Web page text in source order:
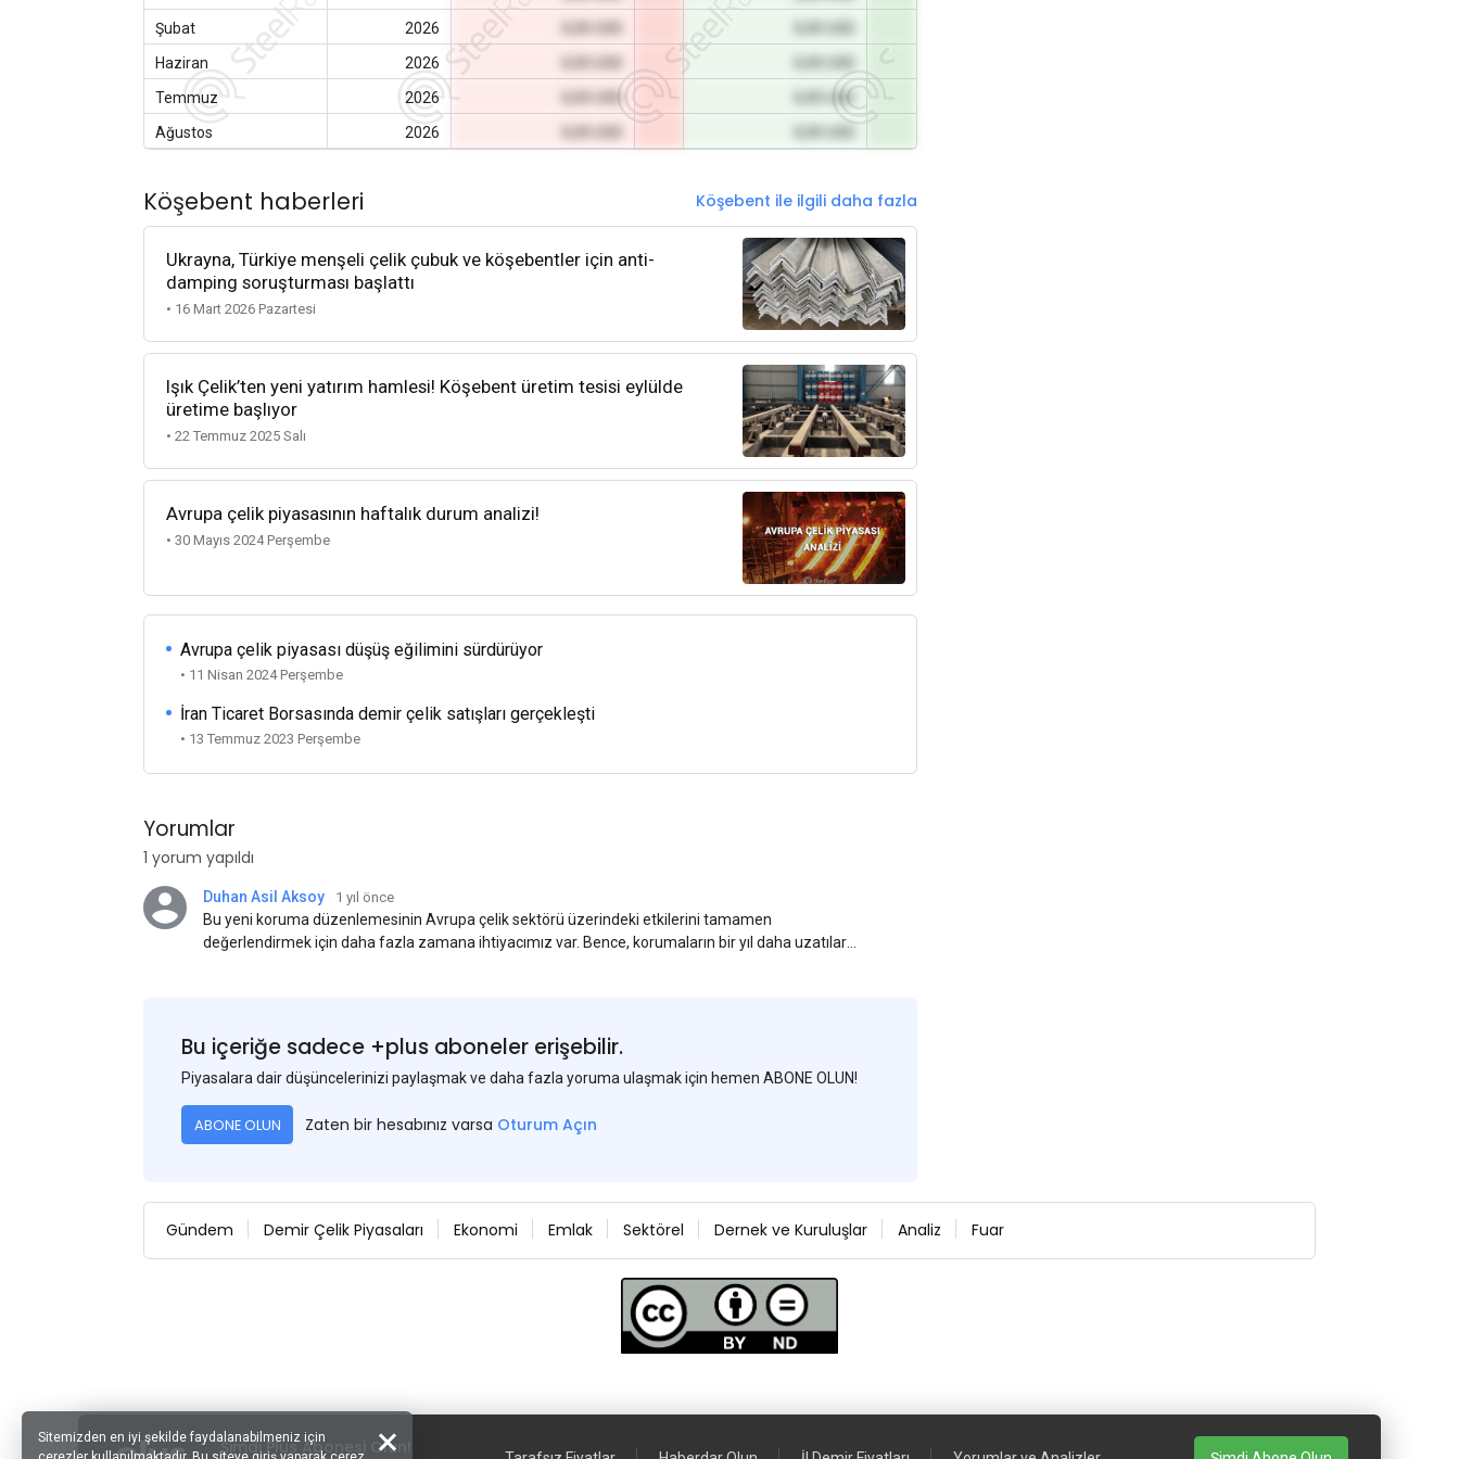
Şubat
2026
Haziran
2026
Temmuz
2026
0,00 USD
Ağustos
2026
Köşebent haberleri Köşebent ile ilgili daha fazla
Ukrayna, Türkiye menşeli çelik çubuk ve köşebentler için anti-
damping soruşturması başlattı
• 16 Mart 2026 Pazartesi
Işık Çelik’ten yeni yatırım hamlesi! Köşebent üretim tesisi eylülde
üretime başlıyor
• 22 Temmuz 2025 Salı
Avrupa çelik piyasasının haftalık durum analizi!
• 30 Mayıs 2024 Perşembe
Avrupa çelik piyasası düşüş eğilimini sürdürüyor
• 11 Nisan 2024 Perşembe
İran Ticaret Borsasında demir çelik satışları gerçekleşti
• 13 Temmuz 2023 Perşembe
Yorumlar
1 yorum yapıldı
Duhan Asil Aksoy 1 yıl önce
Bu yeni koruma düzenlemesinin Avrupa çelik sektörü üzerindeki etkilerini tamamen
değerlendirmek için daha fazla zamana ihtiyacımız var. Bence, korumaların bir yıl daha uzatılarak
Bu içeriğe sadece +plus aboneler erişebilir.
Piyasalara dair düşüncelerinizi paylaşmak ve daha fazla yoruma ulaşmak için hemen ABONE OLUN!
ABONE OLUN Zaten bir hesabınız varsa Oturum Açın
Gündem Demir Çelik Piyasaları Ekonomi Emlak Sektörel Dernek ve Kuruluşlar Analiz Fuar
Şimdi Plus Abonesi Olun!
Sitemizden en iyi şekilde faydalanabilmeniz için